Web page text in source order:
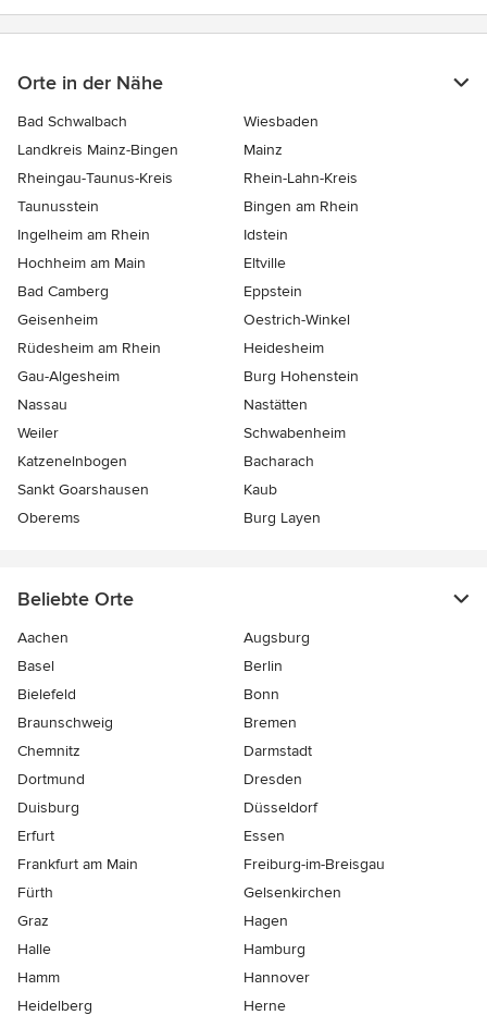
Orte in der Nähe
Bad Schwalbach
Wiesbaden
Landkreis Mainz-Bingen
Mainz
Rheingau-Taunus-Kreis
Rhein-Lahn-Kreis
Taunusstein
Bingen am Rhein
Ingelheim am Rhein
Idstein
Hochheim am Main
Eltville
Bad Camberg
Eppstein
Geisenheim
Oestrich-Winkel
Rüdesheim am Rhein
Heidesheim
Gau-Algesheim
Burg Hohenstein
Nassau
Nastätten
Weiler
Schwabenheim
Katzenelnbogen
Bacharach
Sankt Goarshausen
Kaub
Oberems
Burg Layen
Beliebte Orte
Aachen
Augsburg
Basel
Berlin
Bielefeld
Bonn
Braunschweig
Bremen
Chemnitz
Darmstadt
Dortmund
Dresden
Duisburg
Düsseldorf
Erfurt
Essen
Frankfurt am Main
Freiburg-im-Breisgau
Fürth
Gelsenkirchen
Graz
Hagen
Halle
Hamburg
Hamm
Hannover
Heidelberg
Herne